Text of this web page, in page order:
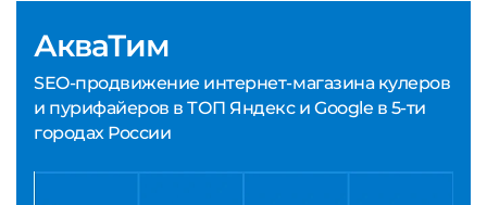
АкваТим
SEO-продвижение интернет-магазина кулеров
и пурифайеров в ТОП Яндекс и Google в 5-ти
городах России